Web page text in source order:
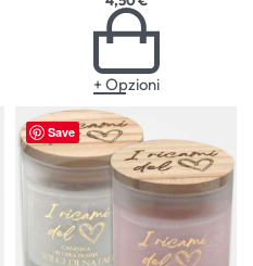
+ Opzioni
Save